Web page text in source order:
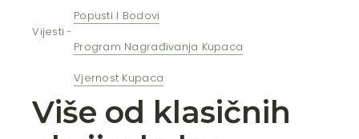
Vijesti
Popusti I Bodovi
Program Nagrađivanja Kupaca
Vjernost Kupaca
Više od klasičnih